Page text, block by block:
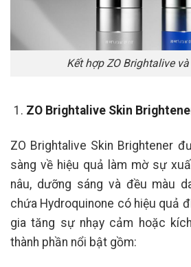
Kết hợp ZO Brightalive
ZO Brightalive Skin
ZO Brightalive Skin Brightener
sàng về hiệu quả làm mờ sự
nâu, dưỡng sáng và đều màu
chứa Hydroquinone có hiệu quả
gia tăng sự nhạy cảm hoặc
thành phần nổi bật gồm: